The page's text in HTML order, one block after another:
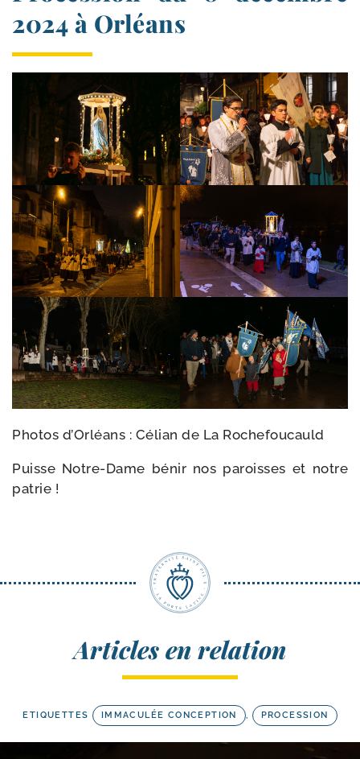
2024 à Orléans
Photos d’Orléans : Célian de La Rochefoucauld
Puisse Notre-​Dame bénir nos paroisses et notre
patrie !
Articles en relation
ETIQUETTES IMMACULÉE CONCEPTION , PROCESSION